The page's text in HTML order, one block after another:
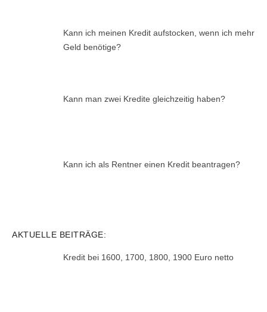
Kann ich meinen Kredit aufstocken, wenn ich mehr
Geld benötige?
Kann man zwei Kredite gleichzeitig haben?
Kann ich als Rentner einen Kredit beantragen?
AKTUELLE BEITRÄGE:
Kredit bei 1600, 1700, 1800, 1900 Euro netto